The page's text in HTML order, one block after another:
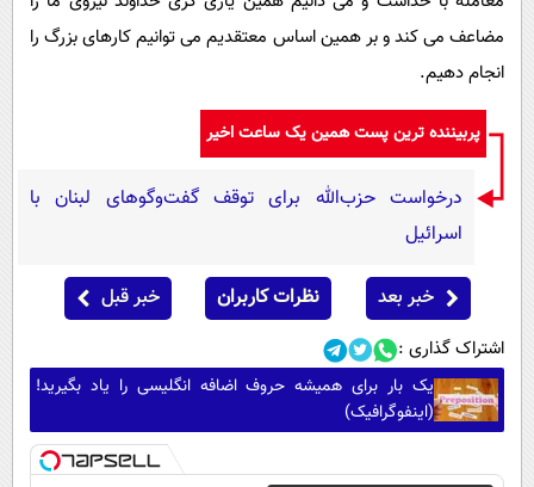
مضاعف می کند و بر همین اساس معتقدیم می توانیم کارهای بزرگ را
انجام دهیم.
پربیننده ترین پست همین یک ساعت اخیر
درخواست حزب‌الله برای توقف گفت‌وگوهای لبنان با
اسرائیل
خبر بعد نظرات کاربران خبر قبل
اشتراک گذاری :
یک بار برای همیشه حروف اضافه انگلیسی را یاد بگیرید!
(اینفوگرافیک)